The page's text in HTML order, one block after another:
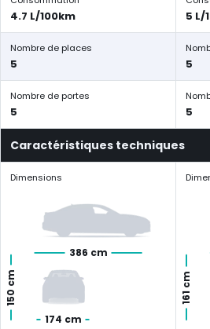
4.7 L/100km 5 L/
Nombre de places
5 5
Nombre de portes
5 5
Caractéristiques techniques
Dimensions
386 cm
174 cm
150 cm 161 cm